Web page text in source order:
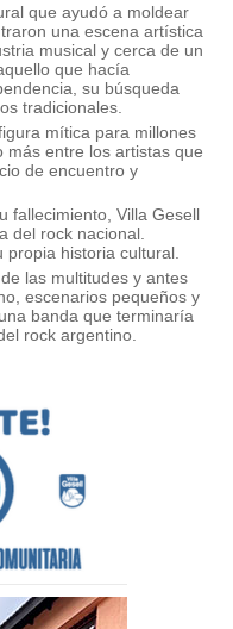
que ayudó a moldear
una escena artística
musical y cerca de un
que hacía
su búsqueda
tradicionales.
mítica para millones
más entre los artistas que
de encuentro y
fallecimiento, Villa Gesell
del rock nacional.
historia cultural.
las multitudes y antes
escenarios pequeños y
banda que terminaría
rock argentino.